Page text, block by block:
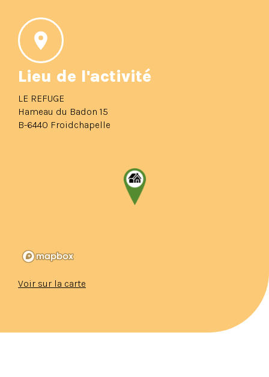
Lieu de l'activité
LE REFUGE
Hameau du Badon 15
B-6440 Froidchapelle
Voir sur la carte